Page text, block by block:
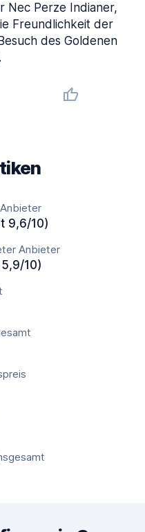
Nec Perze Indianer,
Freundlichkeit der
des Goldenen
9,6/10)
Anbieter
10)